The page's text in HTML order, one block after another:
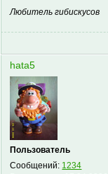
Любитель гибискусов
hata5
Пользователь
Сообщений: 1234